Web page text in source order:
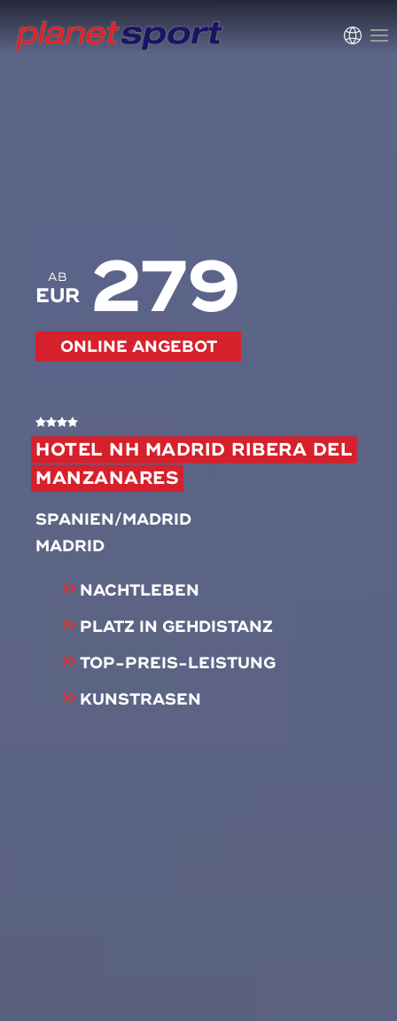
HOTEL NH MADRID RIBERA DEL
MANZANARES
SPANIEN/MADRID
MADRID
NACHTLEBEN
PLATZ IN GEHDISTANZ
TOP-PREIS-LEISTUNG
KUNSTRASEN
AB
EUR 279
ONLINE ANGEBOT